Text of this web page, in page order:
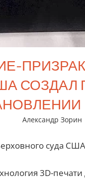
ПРИЗРАК
СОЗДАЛ
Александр Зорин
суда США
3D-